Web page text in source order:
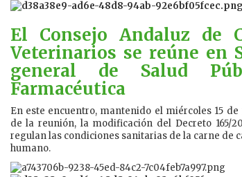
El Consejo Andaluz de
Veterinarios se reúne en
general de Salud
Farmacéutica
En este encuentro, mantenido el miércoles 15
de la reunión, la modificación del Decreto 165/
regulan las condiciones sanitarias de la carne de
humano.